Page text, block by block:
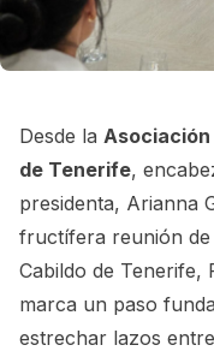
Desde la Asociación
de Tenerife,
presidenta, Arianna
fructífera reunión
Cabildo de Tenerife,
marca un paso
estrechar lazos